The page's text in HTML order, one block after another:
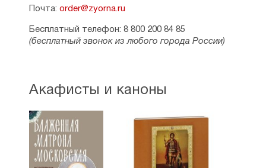
Почта: order@zyorna.ru
Бесплатный телефон: 8 800 200 84 85
(бесплатный звонок из любого города России)
Акафисты и каноны